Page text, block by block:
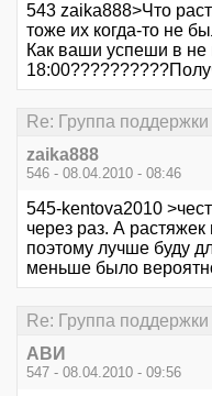
543 zaika888>Что
тоже их когда-то не
Как ваши успеши в
Re: Группа
zaika888
546 - 08.04.2010 - 08:46
545-kentova2010
через раз. А
поэтому лучше буду
меньше было
Re: Группа
АВИ
547 - 08.04.2010 - 09:56